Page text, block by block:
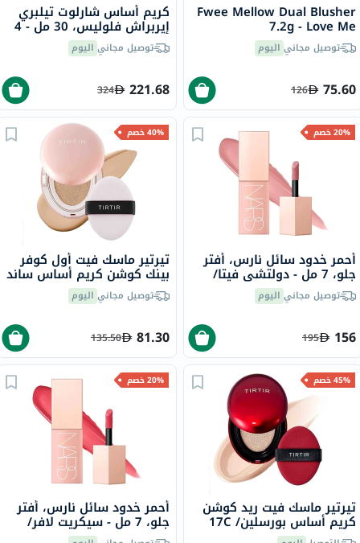
Fwee Mellow Dual Blusher
7.2g - Love Me
Highkey/PK01
توصيل مجاني اليوم
75.60
126
كريم أساس شارلوت تيلبري
إيربراش فلوليس، 30 مل - 4
نيوترال
توصيل مجاني اليوم
221.68
324
20% خصم
أحمر خدود سائل نارس، أفتر
جلو، 7 مل - دولتشي فيتا/
دستي روز
توصيل مجاني اليوم
156
195
40% خصم
تيرتير ماسك فيت أول كوفر
بينك كوشن كريم أساس ساند
/23N من 18 جرام توصيل مجاني اليوم
81.30
135.50
45% خصم
تيرتير ماسك فيت ريد كوشن
كريم أساس بورسلين/ 17C
من 18 جرام
20% خصم
أحمر خدود سائل نارس، أفتر
جلو، 7 مل - سيكريت لافر/
ووترميلون بينك